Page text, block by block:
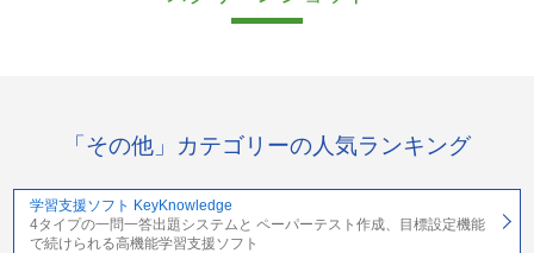
「その他」カテゴリーの人気ランキング
学習支援ソフト KeyKnowledge
4タイプの一問一答出題システムと ペーパーテスト作成、目標設定機能
で続けられる高機能学習支援ソフト